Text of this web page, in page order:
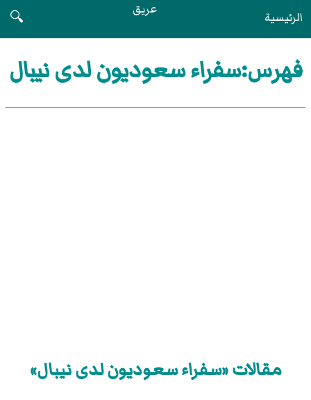
الرئيسية عريق
🔍
فهرس:سفراء سعوديون لدى نيبال
مقالات «سفراء سعوديون لدى نيبال»